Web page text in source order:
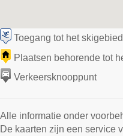
Toegang tot het skigebied
Plaatsen behorende tot
Verkeersknooppunt
Alle informatie onder
De kaarten zijn een service